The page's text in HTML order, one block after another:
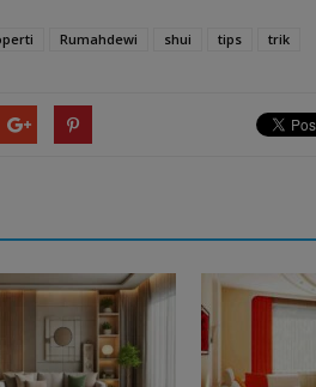
Rumahdewi shui tips trik